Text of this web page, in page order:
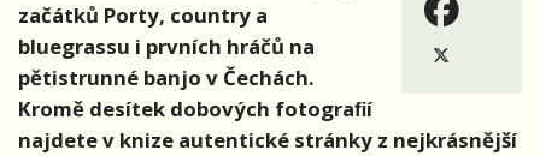
začátků Porty, country a
bluegrassu i prvních hráčů na
pětistrunné banjo v Čechách.
Kromě desítek dobových fotograﬁí
najdete v knize autentické stránky z nejkrásnější